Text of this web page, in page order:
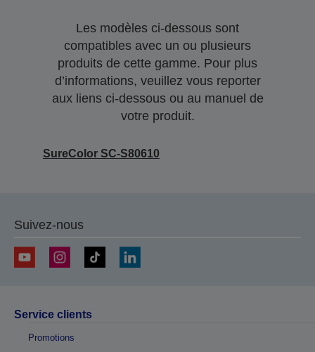
Les modèles ci-dessous sont
compatibles avec un ou plusieurs
produits de cette gamme. Pour plus
d’informations, veuillez vous reporter
aux liens ci-dessous ou au manuel de
votre produit.
SureColor SC-S80610
Suivez-nous
Service clients
Promotions